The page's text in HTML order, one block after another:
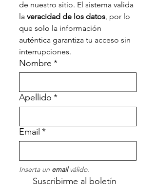
de nuestro sitio. El sistema valida
la veracidad de los datos, por lo
que solo la información
auténtica garantiza tu acceso sin
interrupciones.
Nombre *
Apellido *
Email *
Inserta un email válido.
Suscribirme al boletín